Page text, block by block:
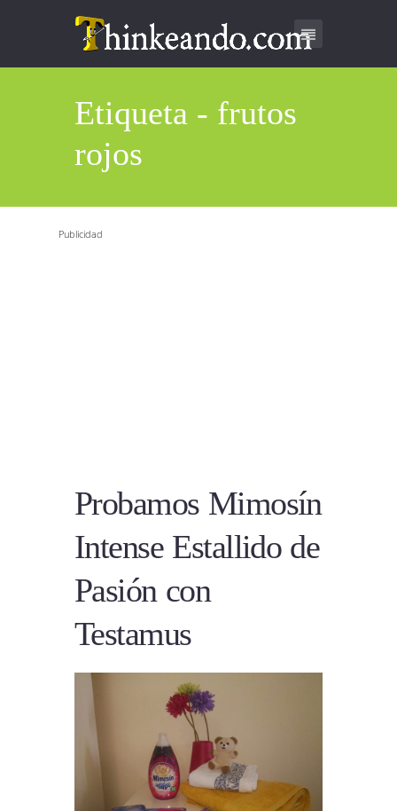
Etiqueta - frutos
rojos
Publicidad
Probamos Mimosín
Intense Estallido de
Pasión con
Testamus